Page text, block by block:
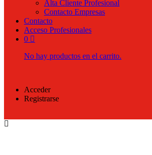
Alta Cliente Profesional
Contacto Empresas
Contacto
Acceso Profesionales
0
No hay productos en el carrito.
Acceder
Registrarse